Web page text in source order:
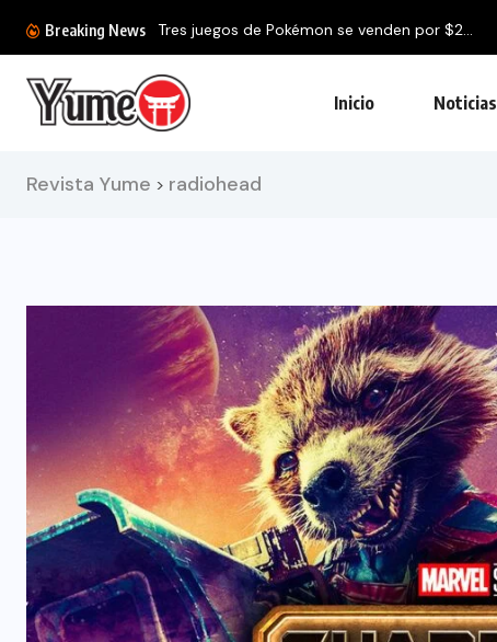
Breaking News Tres juegos de Pokémon se venden por $2...
Inicio Noticias
Revista Yume > radiohead